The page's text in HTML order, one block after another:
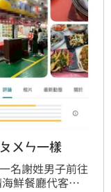
ㄨㄣ一樣
名謝姓男子前往
鮮餐廳代客料